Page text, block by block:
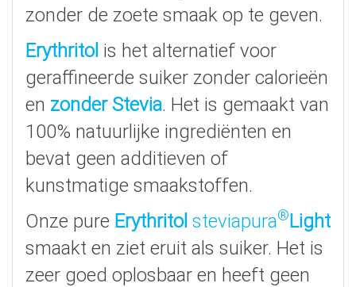
zonder de zoete smaak op te geven.
Erythritol is het alternatief voor
geraffineerde suiker zonder calorieën
en zonder Stevia. Het is gemaakt van
100% natuurlijke ingrediënten en
bevat geen additieven of
kunstmatige smaakstoffen.
Onze pure Erythritol steviapura®Light
smaakt en ziet eruit als suiker. Het is
zeer goed oplosbaar en heeft geen